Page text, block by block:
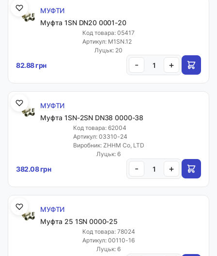
МУФТИ
Муфта 1SN DN20 0001-20
Код товара: 05417
Артикул: M1SN.12
Луцьк: 20
82.88 грн - +
МУФТИ
Муфта 1SN-2SN DN38 0000-38
Код товара: 62004
Артикул: 03310-24
Виробник: ZHHM Co, LTD
Луцьк: 6
382.08 грн - +
МУФТИ
Муфта 25 1SN 0000-25
Код товара: 78024
Артикул: 00110-16
Луцьк: 6